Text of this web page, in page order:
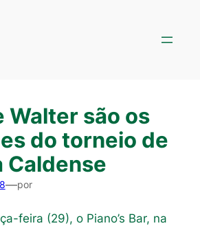
Walter são os
do torneio de
Caldense
—por
feira (29), o Piano’s Bar, na